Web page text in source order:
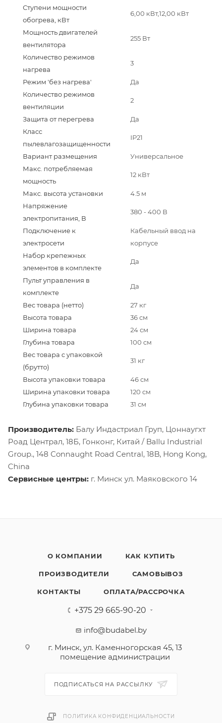
Ступени мощности
обогрева, кВт
6,00 кВт,12,00 кВт
Мощность двигателей
вентилятора
255 Вт
Количество режимов
нагрева
3
Режим 'без нагрева'
Да
Количество режимов
вентиляции
2
Защита от перегрева
Да
Класс
пылевлагозащищенности
IP21
Вариант размещения
Универсальное
Макс. потребляемая
мощность
12 кВт
Макс. высота установки
4.5 м
Напряжение
электропитания, В
380 - 400 В
Подключение к
электросети
Кабельный ввод на
корпусе
Набор крепежных
элементов в комплекте
Да
Пульт управления в
комплекте
Да
Вес товара (нетто)
27 кг
Высота товара
36 см
Ширина товара
24 см
Глубина товара
100 см
Вес товара с упаковкой
(брутто)
31 кг
Высота упаковки товара
46 см
Ширина упаковки товара
120 см
Глубина упаковки товара
31 см
Производитель: Балу Индастриал Груп, Цоннаугхт
Роад Централ, 18Б, Гонконг, Китай / Ballu Industrial
Group., 148 Connaught Road Central, 18B, Hong Kong,
China
Сервисные центры: г. Минск ул. Маяковского 14
О КОМПАНИИ КАК КУПИТЬ
ПРОИЗВОДИТЕЛИ САМОВЫВОЗ
КОНТАКТЫ ОПЛАТА/РАССРОЧКА
+375 29 665-90-20
info@budabel.by
г. Минск, ул. Каменногорская 45, 13
помещение администрации
ПОДПИСАТЬСЯ НА РАССЫЛКУ
ПОЛИТИКА КОНФИДЕНЦИАЛЬНОСТИ